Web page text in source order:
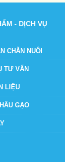
- DỊCH VỤ
CHĂN NUÔI
TƯ VẤN
LIỆU
GẠO